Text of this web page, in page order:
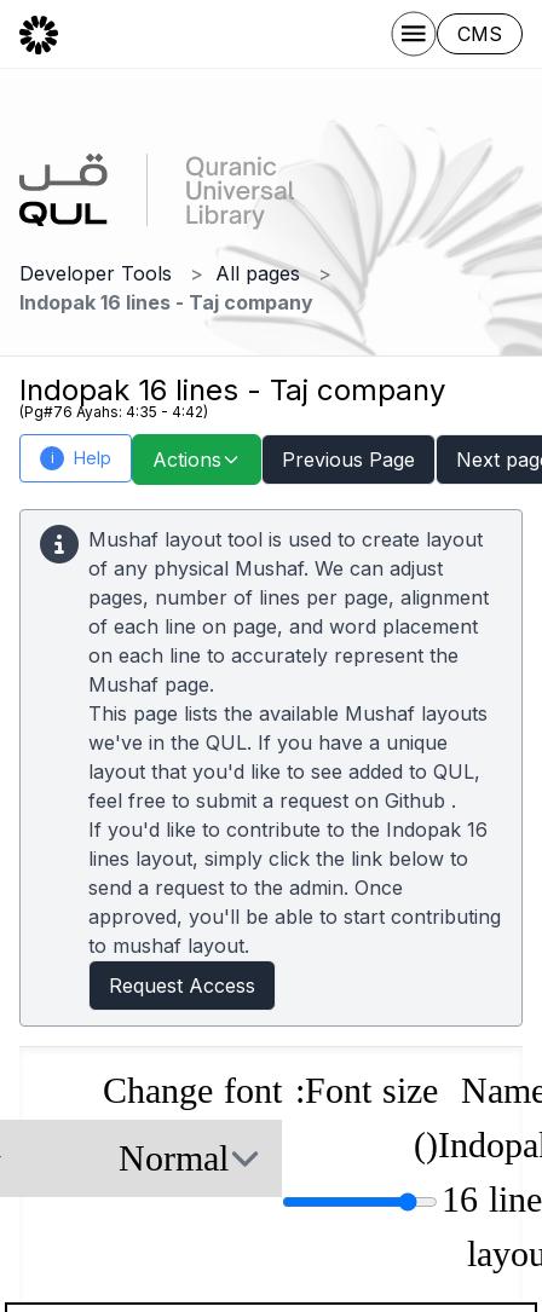
CMS
Developer Tools
All pages
Indopak 16 lines - Taj company
Indopak 16 lines - Taj company
(Pg#76 Ayahs: 4:35 - 4:42)
i Help Actions Previous Page Next
Mushaf layout tool is used to create layout
of any physical Mushaf. We can adjust
pages, number of lines per page, alignment
of each line on page, and word placement
on each line to accurately represent the
Mushaf page.
This page lists the available Mushaf layouts
we've in the QUL. If you have a unique
layout that you'd like to see added to QUL,
feel free to submit a request on Github .
If you'd like to contribute to the Indopak 16
lines layout, simply click the link below to
send a request to the admin. Once
approved, you'll be able to start contributing
to mushaf layout.
Request Access
16
Font size:
(
)
Change font